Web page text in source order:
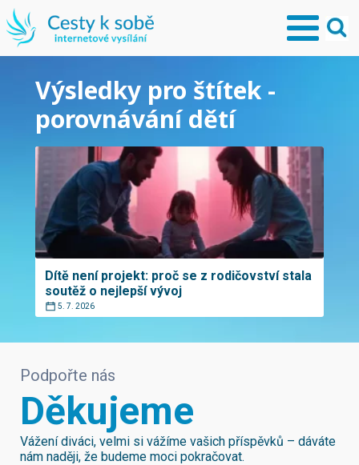
Výsledky pro štítek -
porovnávání dětí
Dítě není projekt: proč se z rodičovství stala
soutěž o nejlepší vývoj
5. 7. 2026
Podpořte nás
Děkujeme
Vážení diváci, velmi si vážíme vašich příspěvků – dáváte
nám naději, že budeme moci pokračovat.